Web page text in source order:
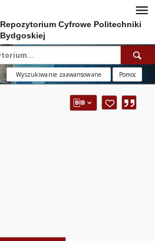
Repozytorium Cyfrowe Politechniki
Bydgoskiej
Wyszukiwanie zaawansowane Pomoc